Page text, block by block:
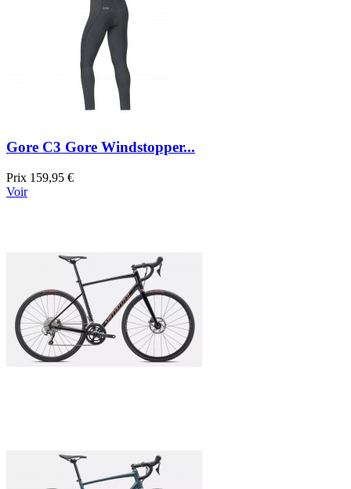
Gore C3 Gore Windstopper...
Prix 159,95 €
Voir